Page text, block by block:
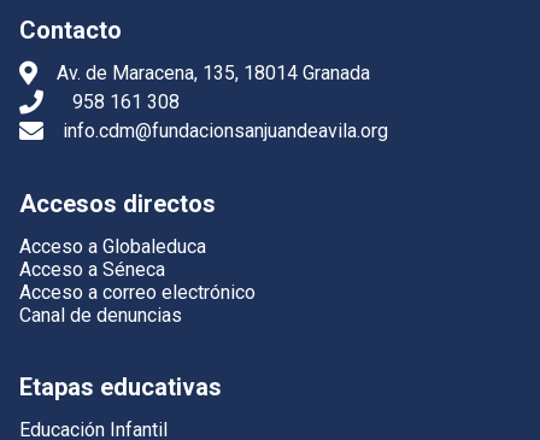
Contacto
Av. de Maracena, 135, 18014 Granada
958 161 308
info.cdm@fundacionsanjuandeavila.org
Accesos directos
Acceso a Globaleduca
Acceso a Séneca
Acceso a correo electrónico
Canal de denuncias
Etapas educativas
Educación Infantil